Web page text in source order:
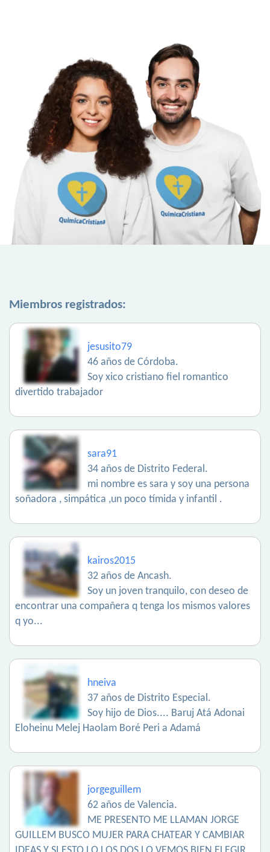
Miembros registrados:
jesusito79
46 años de Córdoba.
Soy xico cristiano fiel romantico
divertido trabajador
sara91
34 años de Distrito Federal.
mi nombre es sara y soy una persona
soñadora , simpática ,un poco tímida y infantil .
kairos2015
32 años de Ancash.
Soy un joven tranquilo, con deseo de
encontrar una compañera q tenga los mismos valores
q yo...
hneiva
37 años de Distrito Especial.
Soy hijo de Dios.... Baruj Atá Adonai
Eloheinu Melej Haolam Boré Peri a Adamá
jorgeguillem
62 años de Valencia.
ME PRESENTO ME LLAMAN JORGE
GUILLEM BUSCO MUJER PARA CHATEAR Y CAMBIAR